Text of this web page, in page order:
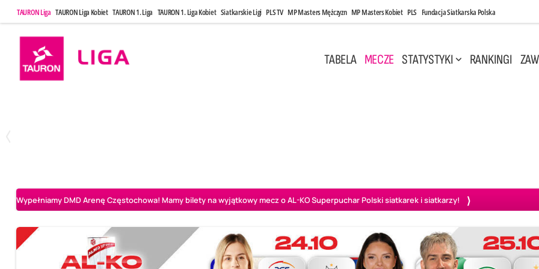
TAURON Liga TAURON Liga Kobiet TAURON 1. Liga TAURON 1. Liga Kobiet Siatkarskie Ligi PLS TV MP Masters Mężczyzn MP Masters Kobiet PLS Fundacja Siatkarska Polska
TABELA MECZE STATYSTYKI RANKINGI
Wypełniamy DMD Arenę Częstochowa! Mamy bilety na wyjątkowy mecz o AL-KO Superpuchar Polski siatkarek i siatkarzy!